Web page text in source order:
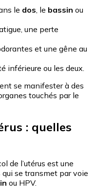
le dos, le bassin ou
une perte
et une gêne au
inférieure ou les deux.
se manifester à des
touchés par le
: quelles
de l’utérus est une
qui se transmet par voie
ou HPV.